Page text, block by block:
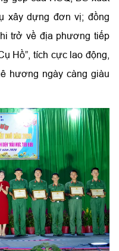
xây dựng đơn vị; đồng
trở về địa phương tiếp
Hồ”, tích cực lao động,
hương ngày càng giàu